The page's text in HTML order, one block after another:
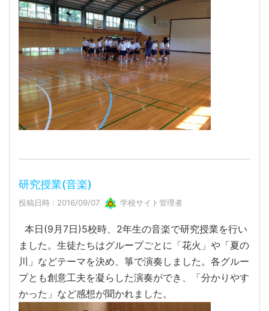
研究授業(音楽)
投稿日時 : 2016/09/07 学校サイト管理者
本日(9月7日)5校時、2年生の音楽で研究授業を行い
ました。生徒たちはグループごとに「花火」や「夏の
川」などテーマを決め、箏で演奏しました。各グルー
プとも創意工夫を凝らした演奏ができ、「分かりやす
かった」など感想が聞かれました。